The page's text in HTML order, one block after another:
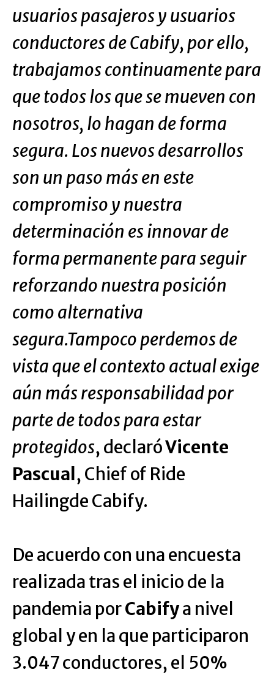
usuarios pasajeros y usuarios
conductores de Cabify, por ello,
trabajamos continuamente para
que todos los que se mueven con
nosotros, lo hagan de forma
segura. Los nuevos desarrollos
son un paso más en este
compromiso y nuestra
determinación es innovar de
forma permanente para seguir
reforzando nuestra posición
como alternativa
segura.Tampoco perdemos de
vista que el contexto actual exige
aún más responsabilidad por
parte de todos para estar
protegidos, declaróVicente
Pascual, Chief of Ride
Hailingde Cabify.
De acuerdo con una encuesta
realizada tras el inicio de la
pandemia porCabifya nivel
global y en la que participaron
3.047 conductores, el 50%